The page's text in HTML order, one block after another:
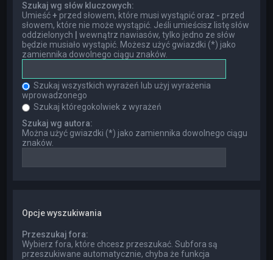
Szukaj wg słów kluczowych:
Umieść+ przed słowem, które musi wystąpić oraz - przed
słowem, które nie może wystąpić. Jeśli umieścisz listę słów
oddzielonych
wewnątrz nawiasów, tylko jedno ze słów
będzie musiało wystąpić. Możesz użyć gwiazdki (*) jako
zamiennika dowolnego ciągu znaków.
Szukaj wszystkich wyrażeń lub użyj wyrażenia
wprowadzonego
Szukaj któregokolwiek z wyrażeń
Szukaj wg autora:
Można użyć gwiazdki (*) jako zamiennika dowolnego ciągu
znaków.
Opcje wyszukiwania
Przeszukaj fora:
Wybierz fora, które chcesz przeszukać. Subfora są
przeszukiwane automatycznie, chyba że funkcja